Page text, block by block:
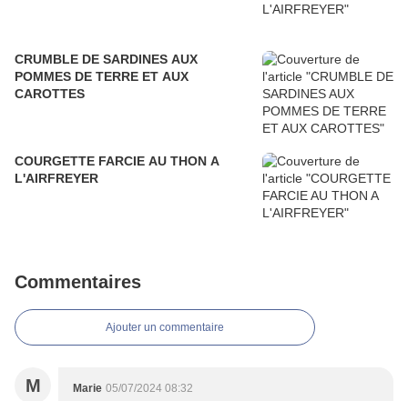
CRUMBLE DE SARDINES AUX
POMMES DE TERRE ET AUX
CAROTTES
COURGETTE FARCIE AU THON A
L'AIRFREYER
Commentaires
Ajouter un commentaire
M Marie 05/07/2024 08:32